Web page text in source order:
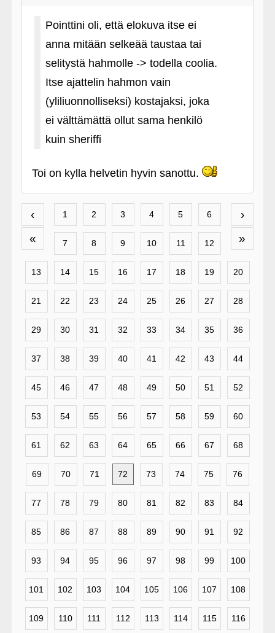
Pointtini oli, että elokuva itse ei
anna mitään selkeää taustaa tai
selitystä hahmolle -> todella coolia.
Itse ajattelin hahmon vain
(yliliuonnolliseksi) kostajaksi, joka
ei välttämättä ollut sama henkilö
kuin sheriffi
Toi on kylla helvetin hyvin sanottu.
‹
«
›
»
1 2 3 4 5 6
7 8 9 10 11 12
13 14 15 16 17 18 19 20
21 22 23 24 25 26 27 28
29 30 31 32 33 34 35 36
37 38 39 40 41 42 43 44
45 46 47 48 49 50 51 52
53 54 55 56 57 58 59 60
61 62 63 64 65 66 67 68
69 70 71 72 73 74 75 76
77 78 79 80 81 82 83 84
85 86 87 88 89 90 91 92
93 94 95 96 97 98 99 100
101 102 103 104 105 106 107 108
109 110 111 112 113 114 115 116